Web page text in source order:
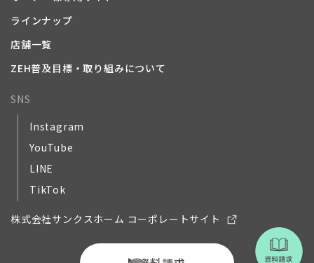
ラインナップ
店舗一覧
ZEH普及目標・取り組みについて
SNS
Instagram
YouTube
LINE
TikTok
株式会社サンクスホーム コーポレートサイト